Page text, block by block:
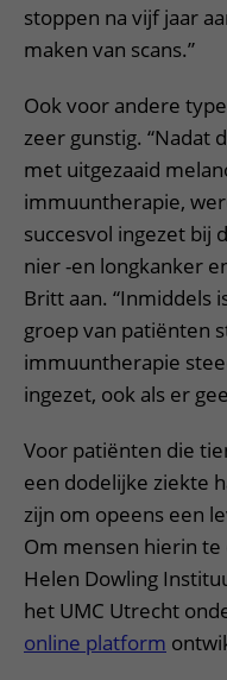
stoppen na vijf jaar
maken van scans.”
Ook voor andere
zeer gunstig. “Nadat
met uitgezaaid
immuuntherapie,
succesvol ingezet bij
nier -en longkanker
Britt aan. “Inmiddels
groep van patiënten
immuuntherapie
ingezet, ook als er
Voor patiënten die
een dodelijke ziekte
zijn om opeens een
Om mensen hierin
Helen Dowling
het UMC Utrecht
online platform